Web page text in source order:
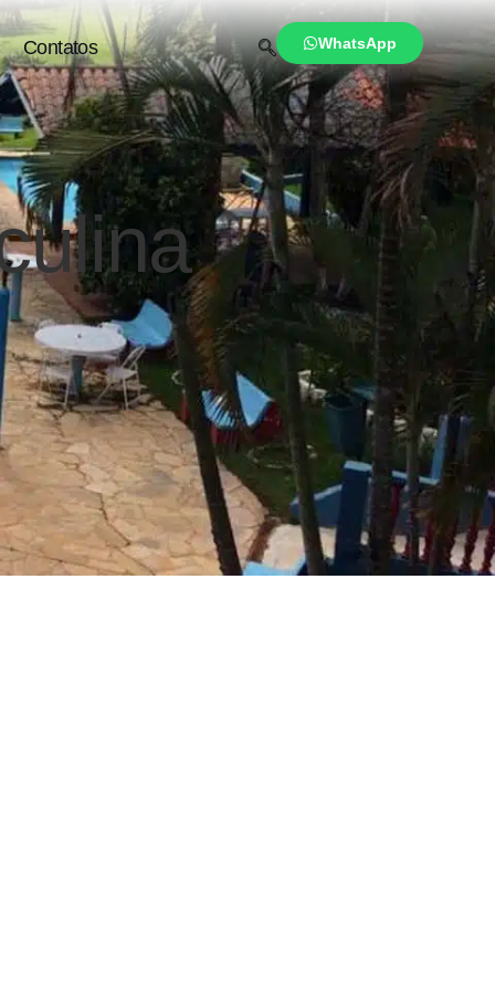
Contatos WhatsApp